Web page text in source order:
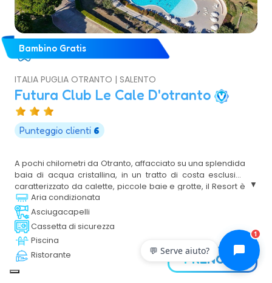
Bambino Gratis
ITALIA PUGLIA OTRANTO | SALENTO
Futura Club Le Cale D'otranto
Punteggio clienti 6
A pochi chilometri da Otranto, affacciato su una splendida
baia di acqua cristallina, in un tratto di costa esclusivo
caratterizzato da calette, piccole baie e grotte, il Resort è
un piccolo paradiso nel cuore del Salento. Progettato
dall'architetto Gae Aulenti, interamente costruito in pietra
leccese, si compone di costruzioni a 1 o 2 piani immerse
nella macchia mediterranea e collegate tra loro da
vialetti e piazzette.
Aria condizionata
Asciugacapelli
Cassetta di sicurezza
Piscina
Ristorante
PRENOTA
💬 Serve aiuto?
1